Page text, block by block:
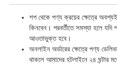
শপ থেকে পণ্য ক্রয়ের ক্ষেত্রে
কিনবেন। পরবর্তীতে সমস্যা হলে যদি
আওতাভুক্ত হবে।
অনলাইন অর্ডারের ক্ষেত্রে পণ্য
থাকলে আমাদের হটলাইনে ২৪ ঘন্টার